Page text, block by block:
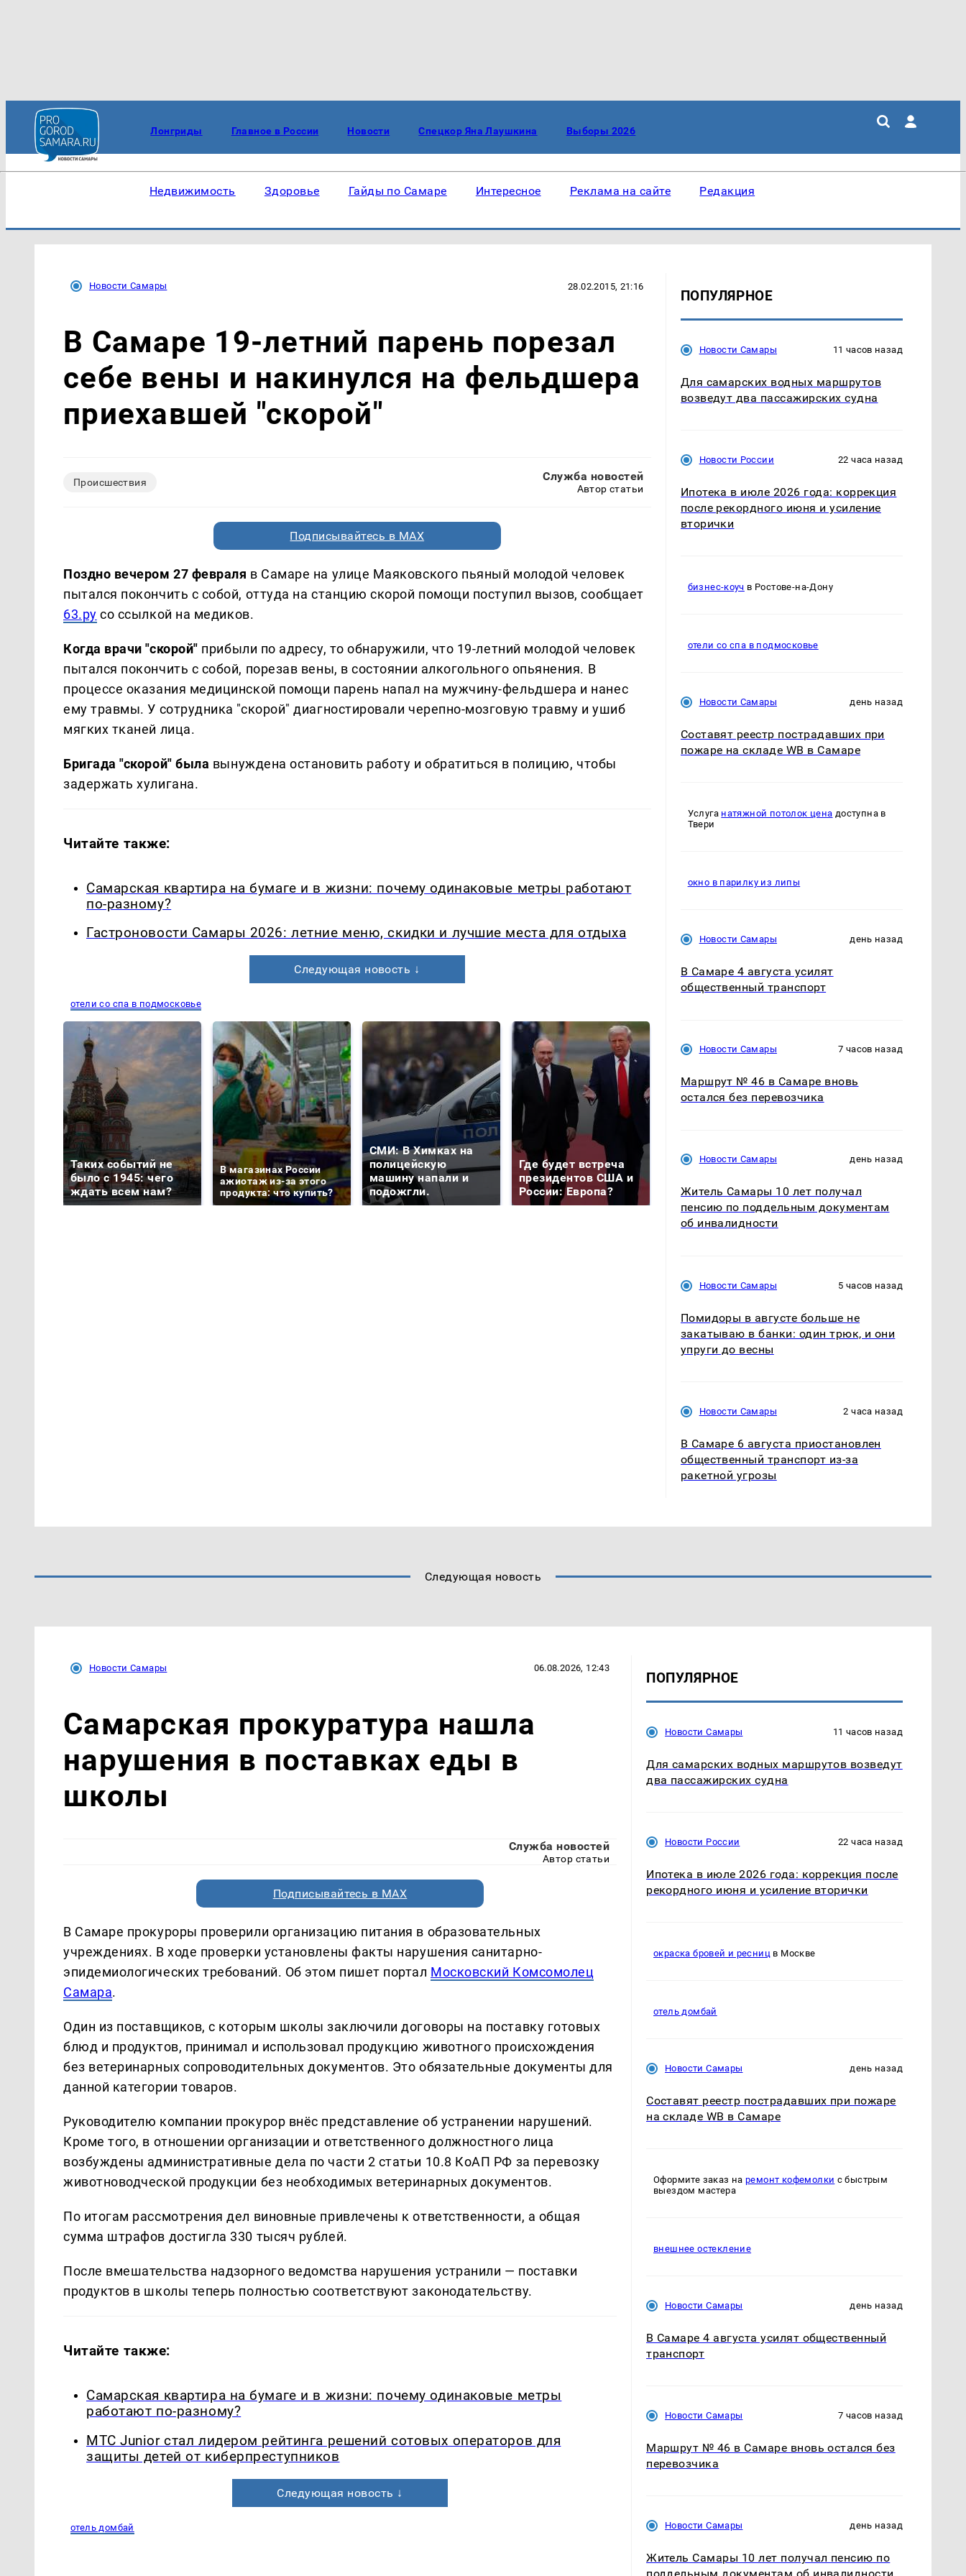
Лонгриды Главное в России Новости Спецкор Яна Лаушкина Выборы 2026
Недвижимость Здоровье Гайды по Самаре Интересное Реклама на сайте Редакция
Новости Самары 28.02.2015, 21:16
В Самаре 19-летний парень порезал
себе вены и накинулся на фельдшера
приехавшей "скорой"
Происшествия Служба новостей
Автор статьи
Подписывайтесь в MAX
Поздно вечером 27 февраля в Самаре на улице Маяковского пьяный молодой человек
пытался покончить с собой, оттуда на станцию скорой помощи поступил вызов, сообщает
63.ру со ссылкой на медиков.
Когда врачи "скорой" прибыли по адресу, то обнаружили, что 19-летний молодой человек
пытался покончить с собой, порезав вены, в состоянии алкогольного опьянения. В
процессе оказания медицинской помощи парень напал на мужчину-фельдшера и нанес
ему травмы. У сотрудника "скорой" диагностировали черепно-мозговую травму и ушиб
мягких тканей лица.
Бригада "скорой" была вынуждена остановить работу и обратиться в полицию, чтобы
задержать хулигана.
Читайте также:
Самарская квартира на бумаге и в жизни: почему одинаковые метры работают
по-разному?
Гастроновости Самары 2026: летние меню, скидки и лучшие места для отдыха
Следующая новость ↓
отели со спа в подмосковье
Таких событий не
было с 1945: чего
ждать всем нам?
В магазинах России
ажиотаж из-за этого
продукта: что купить?
СМИ: В Химках на
полицейскую
машину напали и
подожгли.
Где будет встреча
президентов США и
России: Европа?
Такую зиму в России
так?!
На Урале из казны
миллионов рублей
ПОПУЛЯРНОЕ
Новости Самары 11 часов назад
Для самарских водных маршрутов
возведут два пассажирских судна
Новости России 22 часа назад
Ипотека в июле 2026 года: коррекция
после рекордного июня и усиление
вторички
бизнес-коуч в Ростове-на-Дону
отели со спа в подмосковье
Новости Самары день назад
Составят реестр пострадавших при
пожаре на складе WB в Самаре
Услуга натяжной потолок цена доступна в
Твери
окно в парилку из липы
Новости Самары день назад
В Самаре 4 августа усилят
общественный транспорт
Новости Самары 7 часов назад
Маршрут № 46 в Самаре вновь
остался без перевозчика
Новости Самары день назад
Житель Самары 10 лет получал
пенсию по поддельным документам
об инвалидности
Новости Самары 5 часов назад
Помидоры в августе больше не
закатываю в банки: один трюк, и они
упруги до весны
Новости Самары 2 часа назад
В Самаре 6 августа приостановлен
общественный транспорт из-за
ракетной угрозы
Следующая новость
Новости Самары 06.08.2026, 12:43
Самарская прокуратура нашла
нарушения в поставках еды в
школы
Служба новостей
Автор статьи
Подписывайтесь в MAX
В Самаре прокуроры проверили организацию питания в образовательных
учреждениях. В ходе проверки установлены факты нарушения санитарно-
эпидемиологических требований. Об этом пишет портал Московский Комсомолец
Самара.
Один из поставщиков, с которым школы заключили договоры на поставку готовых
блюд и продуктов, принимал и использовал продукцию животного происхождения
без ветеринарных сопроводительных документов. Это обязательные документы для
данной категории товаров.
Руководителю компании прокурор внёс представление об устранении нарушений.
Кроме того, в отношении организации и ответственного должностного лица
возбуждены административные дела по части 2 статьи 10.8 КоАП РФ за перевозку
животноводческой продукции без необходимых ветеринарных документов.
По итогам рассмотрения дел виновные привлечены к ответственности, а общая
сумма штрафов достигла 330 тысяч рублей.
После вмешательства надзорного ведомства нарушения устранили — поставки
продуктов в школы теперь полностью соответствуют законодательству.
Читайте также:
Самарская квартира на бумаге и в жизни: почему одинаковые метры
работают по-разному?
МТС Junior стал лидером рейтинга решений сотовых операторов для
защиты детей от киберпреступников
Следующая новость ↓
отель домбай
ПОПУЛЯРНОЕ
Новости Самары 11 часов назад
Для самарских водных маршрутов возведут
два пассажирских судна
Новости России 22 часа назад
Ипотека в июле 2026 года: коррекция после
рекордного июня и усиление вторички
окраска бровей и ресниц в Москве
отель домбай
Новости Самары день назад
Составят реестр пострадавших при пожаре
на складе WB в Самаре
Оформите заказ наремонт кофемолки с быстрым
выездом мастера
внешнее остекление
Новости Самары день назад
В Самаре 4 августа усилят общественный
транспорт
Новости Самары 7 часов назад
Маршрут № 46 в Самаре вновь остался без
перевозчика
Новости Самары день назад
Житель Самары 10 лет получал пенсию по